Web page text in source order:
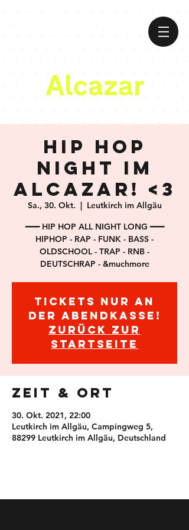
Alcazar
Hip Hop
Night im
Alcazar! <3
Sa., 30. Okt.
  |
Leutkirch im Allgäu
━━━ HIP HOP ALL NIGHT LONG ━━━
HIPHOP - RAP - FUNK - BASS -
OLDSCHOOL - TRAP - RNB -
DEUTSCHRAP - &muchmore
Tickets nur an
der Abendkasse!
Zurück zur
Startseite
Zeit & Ort
30. Okt. 2021, 22:00
Leutkirch im Allgäu, Campingweg 5,
88299 Leutkirch im Allgäu, Deutschland